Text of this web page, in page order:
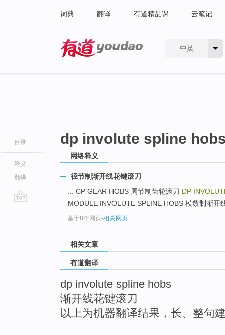
词典 翻译 有道精品课 云笔记
中英
目录
释义
翻译
dp involute spline
网络释义
径节制渐开线花键滚刀
... CP GEAR HOBS 周节制齿轮滚刀 DP
MODULE INVOLUTE SPLINE HOBS 模数制渐开
基于8个网页-相关网页
相关文章
有道翻译
dp involute spline hobs
渐开线花键滚刀
以上为机器翻译结果，长、整句